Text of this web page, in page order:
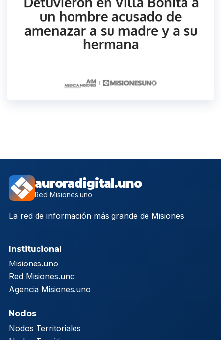
auroradigital.uno
Red Misiones.uno
La red de información más grande de Misiones
Institucional
Misiones.uno
Red Misiones.uno
Agencia Misiones.uno
Nodos
Nodos Territoriales